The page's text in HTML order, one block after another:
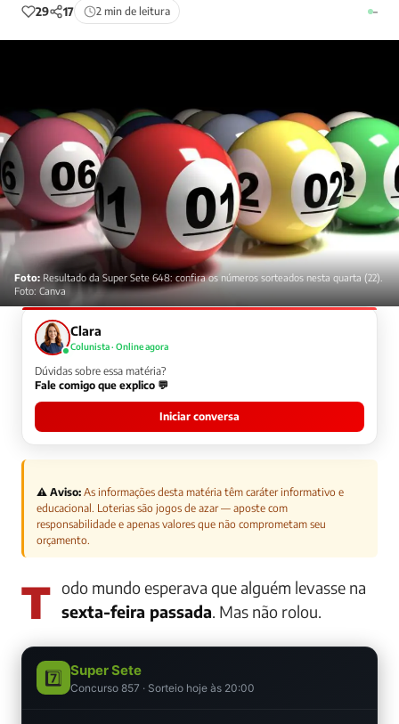
29 17 2 min de leitura –
Foto: Resultado da Super Sete 648: confira os números sorteados nesta quarta (22).
Foto: Canva
Clara
Colunista · Online agora
Dúvidas sobre essa matéria?
Fale comigo que explico 💬
Iniciar conversa
⚠️ Aviso: As informações desta matéria têm caráter informativo e
educacional. Loterias são jogos de azar — aposte com
responsabilidade e apenas valores que não comprometam seu
orçamento.
Todo mundo esperava que alguém levasse na
sexta-feira passada. Mas não rolou.
7️⃣ Super Sete
Concurso 857 · Sorteio hoje às 20:00